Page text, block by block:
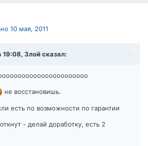
10 мая, 2011
19:08, Злой сказал:
не восстановишь.
есть по возможности по гарантии
- делай доработку, есть 2